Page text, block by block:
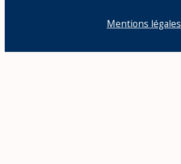
Mentions légales